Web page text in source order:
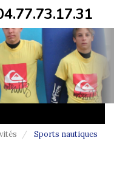
Sports nautiques